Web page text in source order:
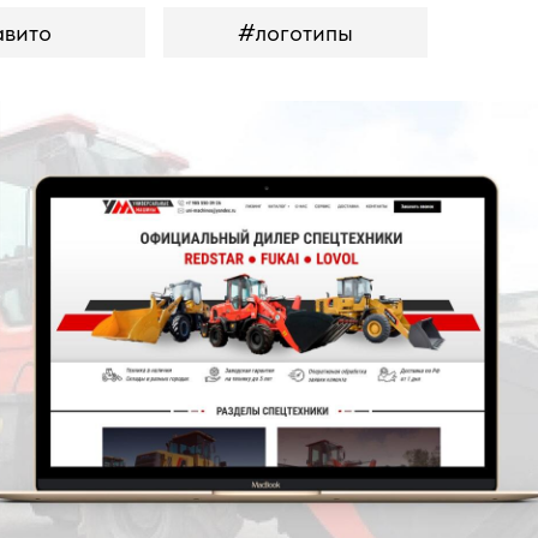
#логотипы
Универсальные машины -
Официальный дилер
спецтехники
Создание интернет магазина
спецтехники. Мобильная адаптация.